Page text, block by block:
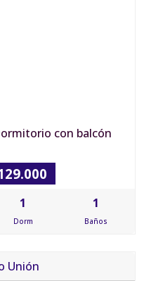
con balcón
1
Dorm
1
Baños
Unión